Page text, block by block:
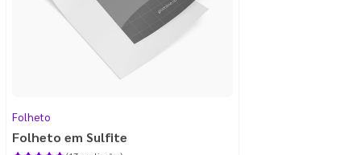
Folheto
Folheto em Sulfite